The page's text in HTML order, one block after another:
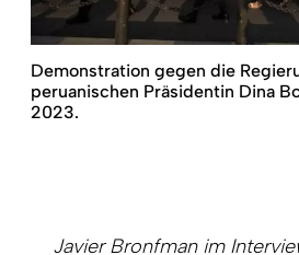
Demonstration gegen die
peruanischen Präsidentin Dina
2023.
Javier Bronfman im